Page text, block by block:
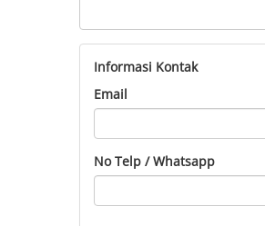
Informasi Kontak
Email
No Telp / Whatsapp